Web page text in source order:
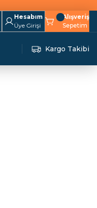
Hesabım
Üye Girişi
Alışveriş
Sepetim
Kargo Takibi